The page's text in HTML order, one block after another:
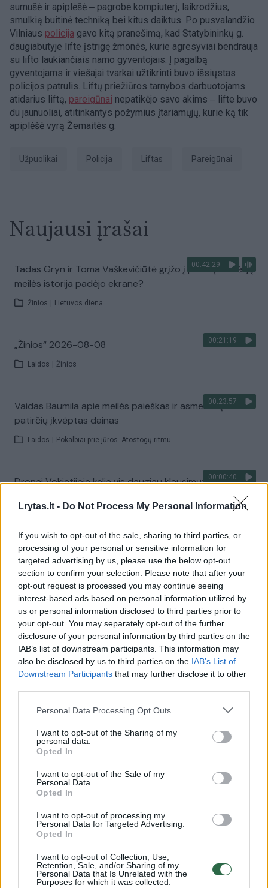
Lrytas.lt - Do Not Process My Personal Information
If you wish to opt-out of the sale, sharing to third parties, or
processing of your personal or sensitive information for
targeted advertising by us, please use the below opt-out
section to confirm your selection. Please note that after your
opt-out request is processed you may continue seeing
interest-based ads based on personal information utilized by
us or personal information disclosed to third parties prior to
your opt-out. You may separately opt-out of the further
disclosure of your personal information by third parties on the
IAB’s list of downstream participants. This information may
also be disclosed by us to third parties on the IAB’s List of
Downstream Participants that may further disclose it to other
Personal Data Processing Opt Outs
I want to opt-out of the Sharing of my
personal data.
Opted In
I want to opt-out of the Sale of my
Personal Data.
Opted In
I want to opt-out of processing my
Personal Data for Targeted Advertising.
Opted In
I want to opt-out of Collection, Use,
Retention, Sale, and/or Sharing of my
Personal Data that Is Unrelated with the
Purposes for which it was collected.
sumušė ir apiplėšė ‒ pagrobė kompiuterį, laikrodžius,
smulkią buitinė techniką bei kitus daiktus. Po pusvalandžio
Vilniaus policija gavo kitą pranešimą, kad Statybininkų g.
daugiabutyje lifte įstrigę žmonės, kurie agresyviai bendrauja
su lifto laukiančiais namo gyventojais. Į pagalbą
gyventojams ir viešajai tvarkai užtikrinti buvo išsiųstas
policijos patrulis. Liftų priežiūros tarnybos darbuotojams
atidarius liftą, pareigūnai nepatikėjo savo akims ‒ lifte buvo
du jaunuoliai, atitinkantys požymius įtariamųjų, kurie ką tik
apiplėšė vyrą Žemaitės g.
užpuolikai Policija liftas pareigūnai
Naujausi įrašai
00:42:29
Tadas Gryn ir Toma Vaškevičiūtė grįžo į praeitį: kodėl jų
meilės istorija padėjo ekrane?
Žinios Lietuvos diena
00:21:19
„Žinios“ 2026-08-08
Laidos Žinios
00:23:57
Vaidas Baumila apie meilės paieškas ir asmeninių
patirčių įkvėptas dainas
Laidos Pokalbiai prie jūros. Atostogų ritmu
00:00:40
Dronai Vokietijoje kelia vis daugiau klausimų: du
Visi įrašai
Žiūrimiausi įrašai
00:00:30
Vaizdai iš tragiškos avarijos Vilniaus r.: dviejų moterų ir
vaiko gyvybių išgelbėti nepavyko
Žinios | Lietuvos diena
Savaitės vidurys nusimato karštas: temperatūra kils iki
32 laipsnių šilumos
Ukrainos politikoje: jis yra neteisus
Laidos
00:05:25
K. Prunskienės brolis prisiminė jaudinančią akimirką